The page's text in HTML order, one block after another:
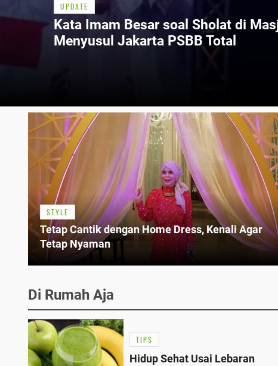
UPDATE
Kata Imam Besar soal Sholat di
Menyusul Jakarta PSBB Total
STYLE
Tetap Cantik dengan Home Dress, Kenali Agar
Tetap Nyaman
Di Rumah Aja
TIPS
Hidup Sehat Usai Lebaran